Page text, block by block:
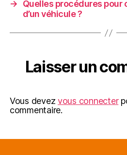
→
Quelles procédures pour
d’un véhicule ?
Laisser un
Vous devezvous connecter
commentaire.